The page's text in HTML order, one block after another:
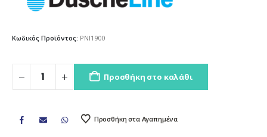
Κωδικός Προϊόντος: PNI1900
Προσθήκη στο καλάθι
Προσθήκη στα Αγαπημένα